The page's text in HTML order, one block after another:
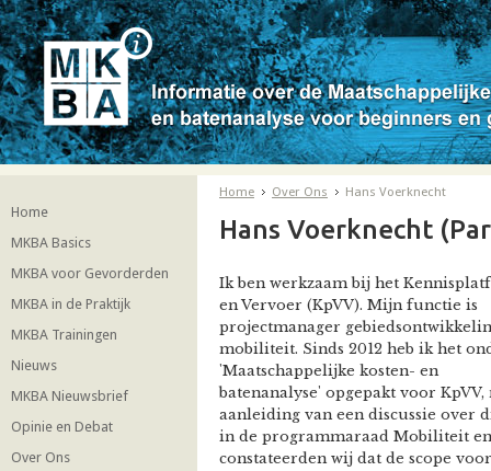
Home
MKBA Basics
MKBA voor Gevorderden
MKBA in de Praktijk
MKBA Trainingen
Nieuws
MKBA Nieuwsbrief
Opinie en Debat
Over Ons
Home Over Ons Hans Voerknecht
Hans Voerknecht
Ik ben werkzaam bij het
en Vervoer (KpVV). Mijn functie is
projectmanager
mobiliteit. Sinds 2012 heb ik het
'Maatschappelijke kosten- en
batenanalyse' opgepakt voor KpVV,
aanleiding van een discussie over
in de programmaraad Mobiliteit
constateerden wij dat de scope